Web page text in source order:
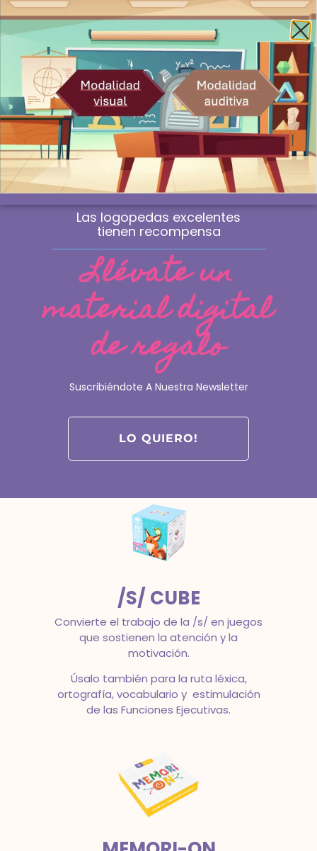
Envío gratis a la península a partir de 60€
¿Profesional? Compra sin IVA
WhatsApp
0
Material de logopedia
manipulativo
Las sesiones que marcan la diferencia
no se improvisan. Se eligen.
FONOCUBE
La tranquilidad de trabajar todos los
objetivos clave de la conciencia
Intervención en dislexia
/S/ CUBE
Convierte el trabajo de la /s/ en juegos
que sostienen la atención y la
motivación.
Úsalo también para la ruta léxica,
ortografía, vocabulario y estimulación
de las Funciones Ejecutivas.
Las logopedas excelentes
tienen recompensa
Llévate un
material digital
de regalo
Suscribiéndote A Nuestra Newsletter
LO QUIERO!